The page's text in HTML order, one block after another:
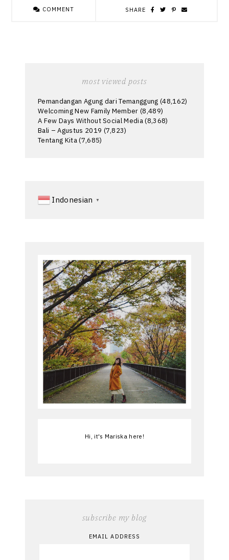
COMMENT SHARE
most viewed posts
Pemandangan Agung dari Temanggung (48,162)
Welcoming New Family Member (8,489)
A Few Days Without Social Media (8,368)
Bali – Agustus 2019 (7,823)
Tentang Kita(7,685)
Indonesian ▼
Hi, it's Mariska here!
subscribe my blog
EMAIL ADDRESS